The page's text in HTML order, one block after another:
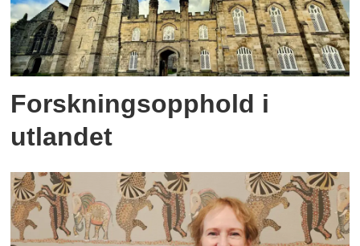
Forskningsopphold i
utlandet